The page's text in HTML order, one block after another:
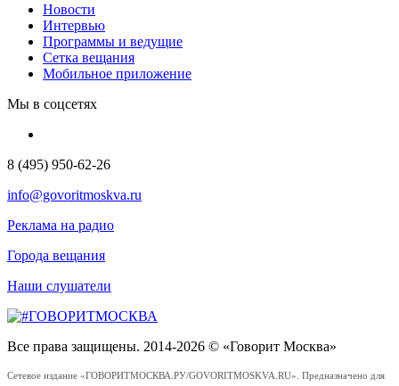
Новости
Интервью
Программы и ведущие
Сетка вещания
Мобильное приложение
Мы в соцсетях
8 (495) 950-62-26
info@govoritmoskva.ru
Реклама на радио
Города вещания
Наши слушатели
Все права защищены. 2014-2026 © «Говорит Москва»
Сетевое издание «ГОВОРИТМОСКВА.РУ/GOVORITMOSKVA.RU». Предназначено для